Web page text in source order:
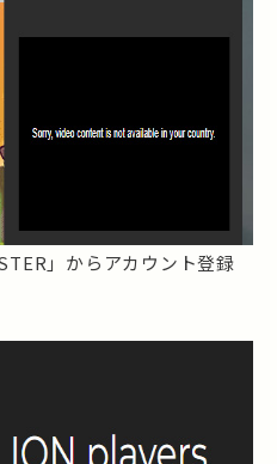
」からアカウント登録